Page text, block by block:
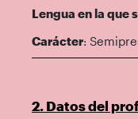
Lengua en la que
Carácter:
2. Datos del